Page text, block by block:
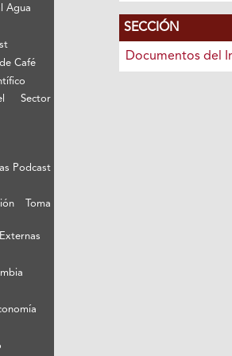
Agua
Café
Sector
Podcast
Toma
SECCIÓN
Documentos del